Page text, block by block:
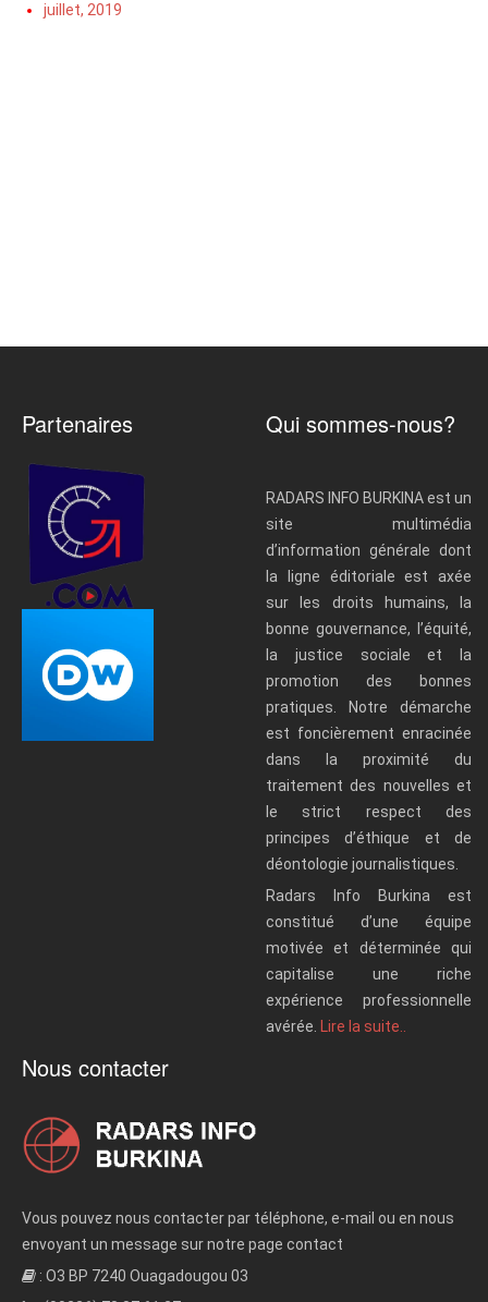
juillet, 2019
Partenaires Qui sommes-nous?
RADARS INFO BURKINA est un
site multimédia
d’information générale dont
la ligne éditoriale est axée
sur les droits humains, la
bonne gouvernance, l’équité,
la justice sociale et la
promotion des bonnes
pratiques. Notre démarche
est foncièrement enracinée
dans la proximité du
traitement des nouvelles et
le strict respect des
principes d’éthique et de
déontologie journalistiques.
Radars Info Burkina est
constitué d’une équipe
motivée et déterminée qui
capitalise une riche
expérience professionnelle
avérée.
Lire la suite..
Nous contacter
Vous pouvez nous contacter par téléphone, e-mail ou en nous
envoyant un message sur notre page contact
: O3 BP 7240 Ouagadougou 03